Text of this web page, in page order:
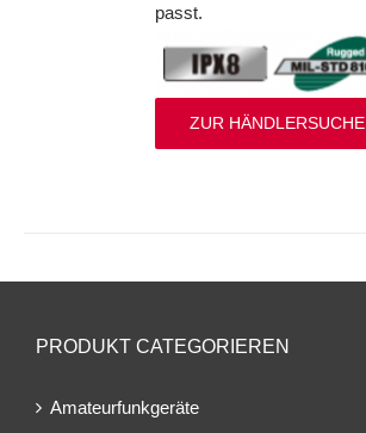
passt.
ZUR HÄNDLERSUCHE
PRODUKT CATEGORIEREN
Amateurfunkgeräte